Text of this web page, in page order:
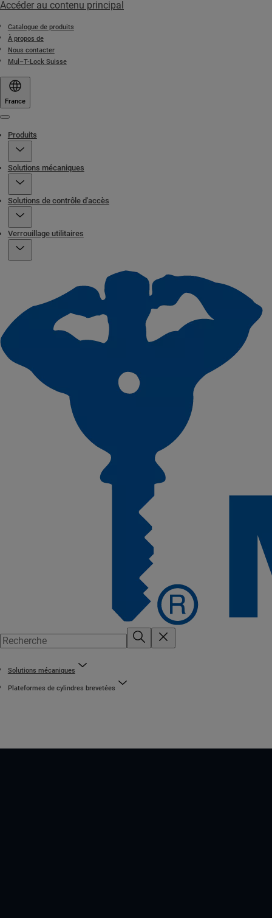
Accéder au contenu principal
Catalogue de produits
À propos de
Nous contacter
Mul–T-Lock Suisse
France
Produits
Solutions mécaniques
Solutions de contrôle d'accès
Verrouillage utilitaires
Solutions mécaniques
Plateformes de cylindres brevetées